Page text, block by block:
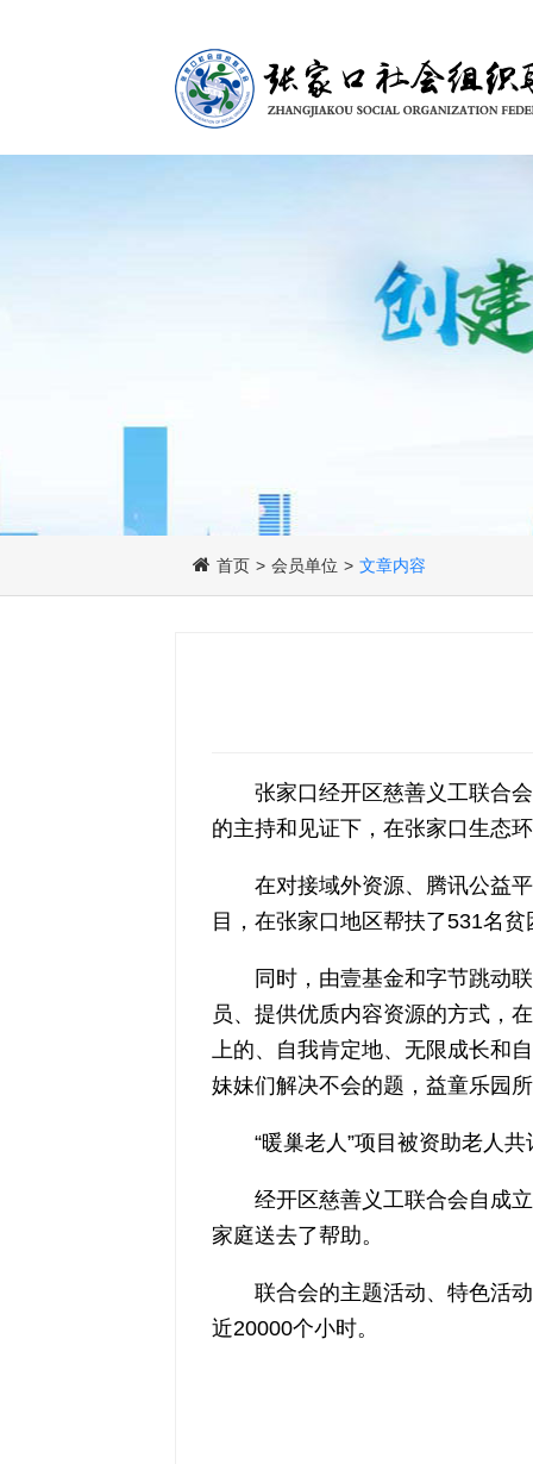
首页 > 会员单位 > 文章内容
张家口经开区慈善义工联合
的主持和见证下，在张家口生态
在对接域外资源、腾讯公益
目，在张家口地区帮扶了531名
同时，由壹基金和字节跳动
员、提供优质内容资源的方式，
上的、自我肯定地、无限成长和
妹妹们解决不会的题，益童乐园
“暖巢老人”项目被资助老人
经开区慈善义工联合会自成
家庭送去了帮助。
联合会的主题活动、特色活
近20000个小时。